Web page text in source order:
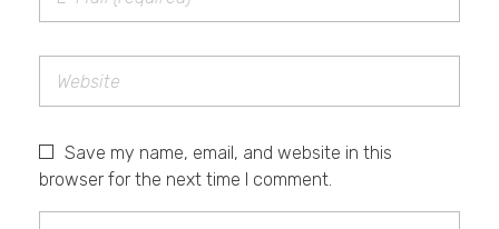
Save my name, email, and website in this
browser for the next time I comment.